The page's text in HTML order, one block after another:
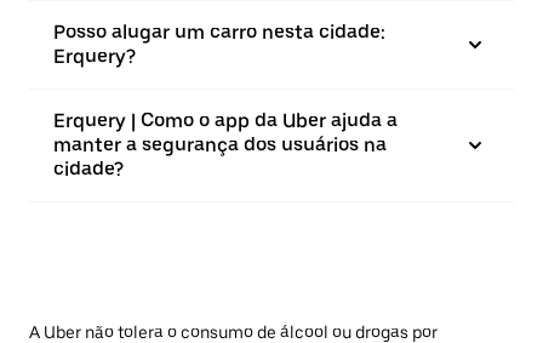
Posso alugar um carro nesta cidade:
Erquery?
Erquery | Como o app da Uber ajuda a
manter a segurança dos usuários na
cidade?
A Uber não tolera o consumo de álcool ou drogas por